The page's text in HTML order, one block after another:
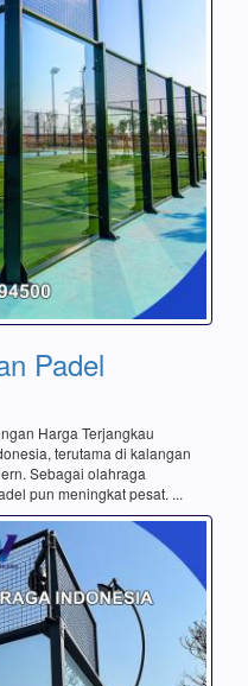
Padel
Harga Terjangkau
terutama di kalangan
Sebagai olahraga
pun meningkat pesat. ...